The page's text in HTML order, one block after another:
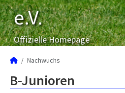
e.V.
Offizielle Homepage
Nachwuchs
B-Junioren